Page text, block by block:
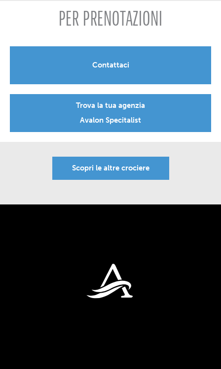
PER PRENOTAZIONI
Contattaci
Trova la tua agenzia
Avalon Specitalist
Scopri le altre crociere